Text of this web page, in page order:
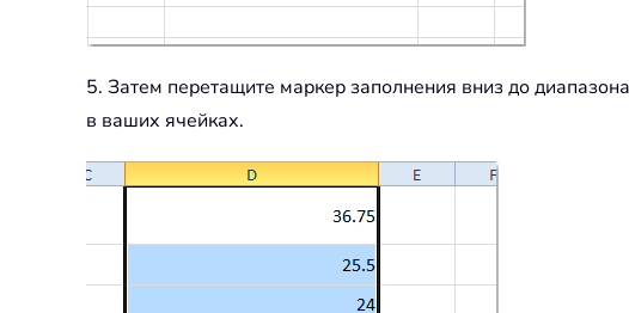
5. Затем перетащите маркер заполнения вниз до
в ваших ячейках.